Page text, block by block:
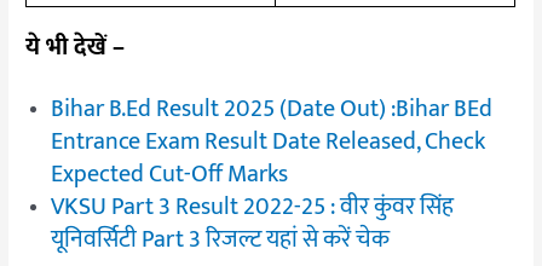
ये भी देखें –
Bihar B.Ed Result 2025 (Date Out) :Bihar BEd
Entrance Exam Result Date Released, Check
Expected Cut-Off Marks
VKSU Part 3 Result 2022-25 : वीर कुंवर सिंह
यूनिवर्सिटी Part 3 रिजल्ट यहां से करें चेक